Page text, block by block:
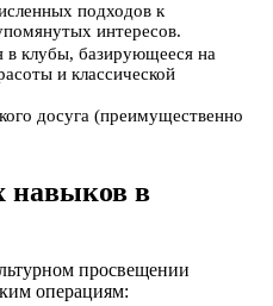
подходов к
интересов.
в клубы, базирующееся на
и классической
досуга (преимущественно
навыков в
просвещении
операциям: